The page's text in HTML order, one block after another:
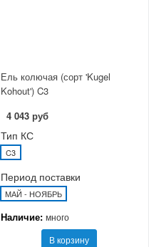
Ель колючая (сорт 'Kugel
Kohout') C3
4 043 руб
Тип КС
C3
Период поставки
МАЙ - НОЯБРЬ
Наличие: много
В корзину